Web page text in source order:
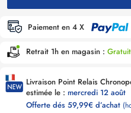
Paiement en 4 X
Retrait 1h en magasin : Gratuit
Livraison Point Relais
estimée le : mercredi 12 août
Offerte dés 59,99€ d’achat